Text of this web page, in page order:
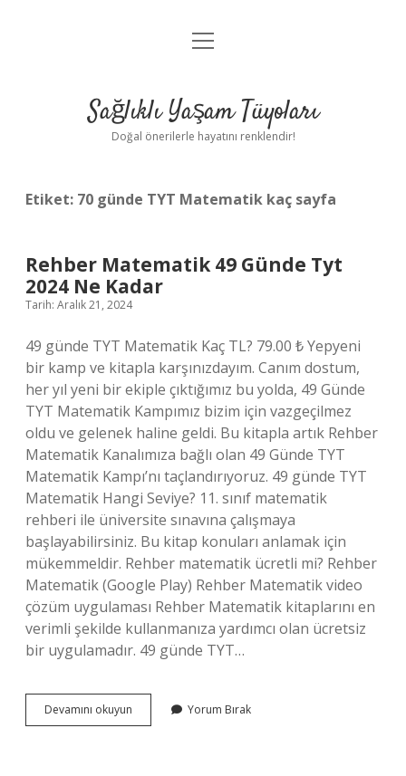
Anasayfa
Yasal Uyarı
menüyü
Sağlıklı Yaşam Tüyoları
Doğal önerilerle hayatını renklendir!
Etiket: 70 günde TYT Matematik kaç sayfa
Rehber Matematik 49 Günde Tyt
2024 Ne Kadar
Tarih: Aralık 21, 2024
49 günde TYT Matematik Kaç TL? 79.00 ₺ Yepyeni
bir kamp ve kitapla karşınızdayım. Canım dostum,
her yıl yeni bir ekiple çıktığımız bu yolda, 49 Günde
TYT Matematik Kampımız bizim için vazgeçilmez
oldu ve gelenek haline geldi. Bu kitapla artık Rehber
Matematik Kanalımıza bağlı olan 49 Günde TYT
Matematik Kampı’nı taçlandırıyoruz. 49 günde TYT
Matematik Hangi Seviye? 11. sınıf matematik
rehberi ile üniversite sınavına çalışmaya
başlayabilirsiniz. Bu kitap konuları anlamak için
mükemmeldir. Rehber matematik ücretli mi? Rehber
Matematik (Google Play) Rehber Matematik video
çözüm uygulaması Rehber Matematik kitaplarını en
verimli şekilde kullanmanıza yardımcı olan ücretsiz
bir uygulamadır. 49 günde TYT…
Devamını okuyun
Matematik
Yorum Bırak